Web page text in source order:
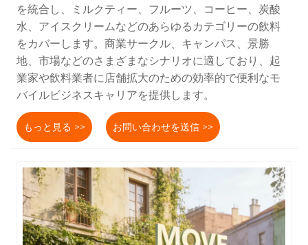
を統合し、ミルクティー、フルーツ、コーヒー、炭酸
水、アイスクリームなどのあらゆるカテゴリーの飲料
をカバーします。商業サークル、キャンパス、景勝
地、市場などのさまざまなシナリオに適しており、起
業家や飲料業者に店舗拡大のための効率的で便利なモ
バイルビジネスキャリアを提供します。
もっと見る >> お問い合わせを送信 >>